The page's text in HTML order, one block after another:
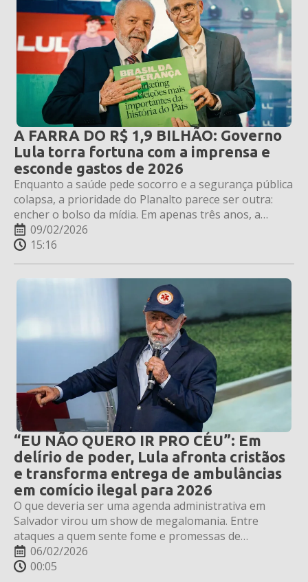
A FARRA DO R$ 1,9 BILHÃO: Governo
Lula torra fortuna com a imprensa e
esconde gastos de 2026
Enquanto a saúde pede socorro e a segurança pública
colapsa, a prioridade do Planalto parece ser outra:
encher o bolso da mídia. Em apenas três anos, a
gestão petista já gastou quase o mesmo que o
governo anterior gastou em quatro.
09/02/2026
15:16
“EU NÃO QUERO IR PRO CÉU”: Em
delírio de poder, Lula afronta cristãos
e transforma entrega de ambulâncias
em comício ilegal para 2026
O que deveria ser uma agenda administrativa em
Salvador virou um show de megalomania. Entre
ataques a quem sente fome e promessas de
perpetuação no cargo, o petista disse preferir o
"inferno da terra" à salvação, e usou dinheiro público
06/02/2026
00:05